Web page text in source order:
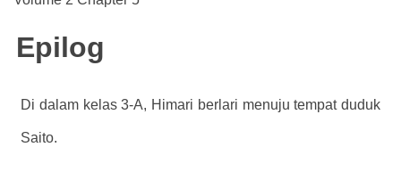
Titillium Web
Size :
A-
Epilog
Di dalam kelas 3-A, Himari berlari menuju tempat duduk
Saito.